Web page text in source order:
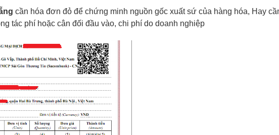
cần hóa đơn đỏ để chứng minh nguồn gốc xuất sứ của hàng hóa, Hay
tác phí hoặc cân đối đầu vào, chi phí do doanh nghiệp